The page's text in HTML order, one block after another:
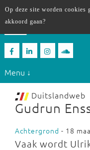
Menu ↓
Duitslandweb
Gudrun
Achtergrond - 18
Vaak wordt
Op deze site worden cookies
akkoord gaan?